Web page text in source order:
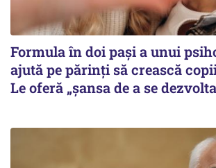
Formula în doi pași a unui
ajută pe părinți să crească
Le oferă „șansa de a se